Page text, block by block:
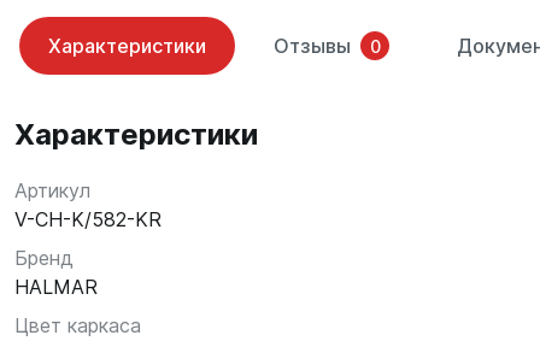
Характеристики Отзывы 0
Характеристики
Артикул
V-CH-K/582-KR
Бренд
HALMAR
Цвет каркаса